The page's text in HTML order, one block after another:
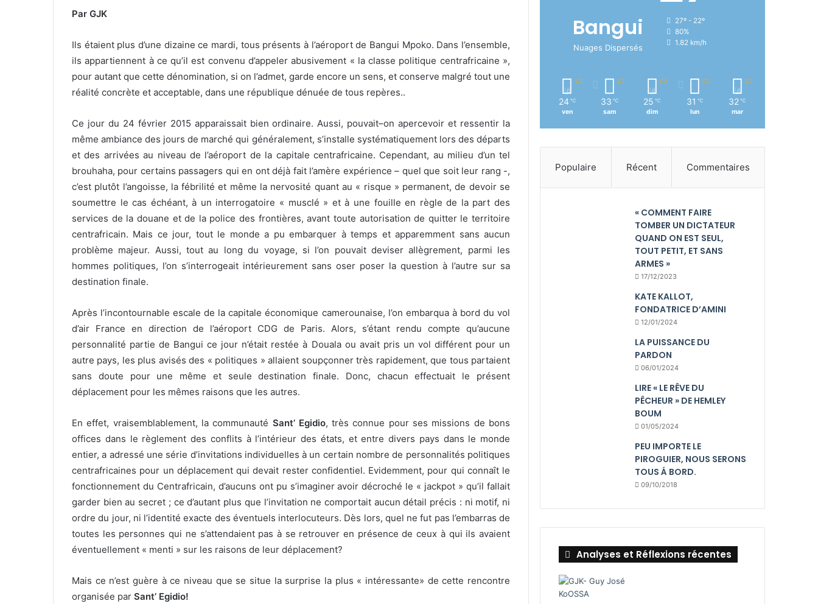
Par GJK
Ils étaient plus d’une dizaine ce mardi, tous présents à l’aéroport de Bangui Mpoko. Dans l’ensemble,
ils appartiennent à ce qu’il est convenu d’appeler abusivement « la classe politique centrafricaine »,
pour autant que cette dénomination, si on l’admet, garde encore un sens, et conserve malgré tout une
réalité concrète et acceptable, dans une république dénuée de tous repères..
Ce jour du 24 février 2015 apparaissait bien ordinaire. Aussi, pouvait–on apercevoir et ressentir la
même ambiance des jours de marché qui généralement, s’installe systématiquement lors des départs
et des arrivées au niveau de l’aéroport de la capitale centrafricaine. Cependant, au milieu d’un tel
brouhaha, pour certains passagers qui en ont déjà fait l’amère expérience – quel que soit leur rang -,
c’est plutôt l’angoisse, la fébrilité et même la nervosité quant au « risque » permanent, de devoir se
soumettre le cas échéant, à un interrogatoire « musclé » et à une fouille en règle de la part des
services de la douane et de la police des frontières, avant toute autorisation de quitter le territoire
centrafricain. Mais ce jour, tout le monde a pu embarquer à temps et apparemment sans aucun
problème majeur. Aussi, tout au long du voyage, si l’on pouvait deviser allègrement, parmi les
hommes politiques, l’on s’interrogeait intérieurement sans oser poser la question à l’autre sur sa
destination finale.
Après l’incontournable escale de la capitale économique camerounaise, l’on embarqua à bord du vol
d’air France en direction de l’aéroport CDG de Paris. Alors, s’étant rendu compte qu’aucune
personnalité partie de Bangui ce jour n’était restée à Douala ou avait pris un vol différent pour un
autre pays, les plus avisés des « politiques » allaient soupçonner très rapidement, que tous partaient
sans doute pour une même et seule destination finale. Donc, chacun effectuait le présent
déplacement pour les mêmes raisons que les autres.
En effet, vraisemblablement, la communauté Sant’ Egidio, très connue pour ses missions de bons
offices dans le règlement des conflits à l’intérieur des états, et entre divers pays dans le monde
entier, a adressé une série d’invitations individuelles à un certain nombre de personnalités politiques
centrafricaines pour un déplacement qui devait rester confidentiel. Evidemment, pour qui connaît le
fonctionnement du Centrafricain, d’aucuns ont pu s’imaginer avoir décroché le « jackpot » qu’il fallait
garder bien au secret ; ce d’autant plus que l’invitation ne comportait aucun détail précis : ni motif, ni
ordre du jour, ni l’identité exacte des éventuels interlocuteurs. Dès lors, quel ne fut pas l’embarras de
toutes les personnes qui ne s’attendaient pas à se retrouver en présence de ceux à qui ils avaient
éventuellement « menti » sur les raisons de leur déplacement?
Mais ce n’est guère à ce niveau que se situe la surprise la plus « intéressante» de cette rencontre
organisée par Sant’ Egidio!
Bangui
Nuages Dispersés
27º - 22º
80%
1.82 km/h
24 ℃
ven
33 ℃
sam
25 ℃
dim
31 ℃
lun
32 ℃
mar
Populaire Récent Commentaires
« COMMENT FAIRE
TOMBER UN DICTATEUR
QUAND ON EST SEUL,
TOUT PETIT, ET SANS
ARMES »
17/12/2023
KATE KALLOT,
FONDATRICE D’AMINI
12/01/2024
LA PUISSANCE DU
PARDON
06/01/2024
LIRE « LE RÊVE DU
PÊCHEUR » DE HEMLEY
BOUM
01/05/2024
PEU IMPORTE LE
PIROGUIER, NOUS SERONS
TOUS Á BORD.
09/10/2018
Analyses et Réflexions récentes